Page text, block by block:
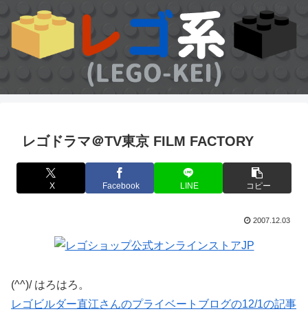
レゴドラマ＠TV東京 FILM FACTORY
X Facebook LINE コピー
2007.12.03
(^^)/ はろはろ。
レゴビルダー直江さんのプライベートブログの12/1の記事